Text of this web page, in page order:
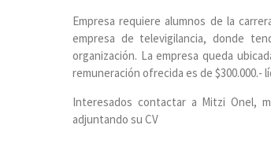
Empresa requiere alumnos de la
empresa de televigilancia, donde
organización. La empresa queda
remuneración ofrecida es de $300.000.-
Interesados contactar a Mitzi Onel,
adjuntando su CV